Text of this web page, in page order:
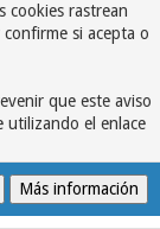
cookies rastrean
si acepta o
que este aviso
utilizando el enlace